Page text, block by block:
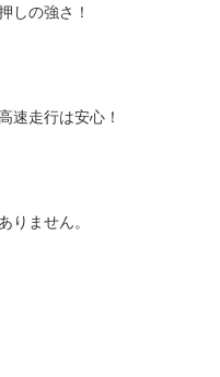
しの強さ！
速走行は安心！
りません。